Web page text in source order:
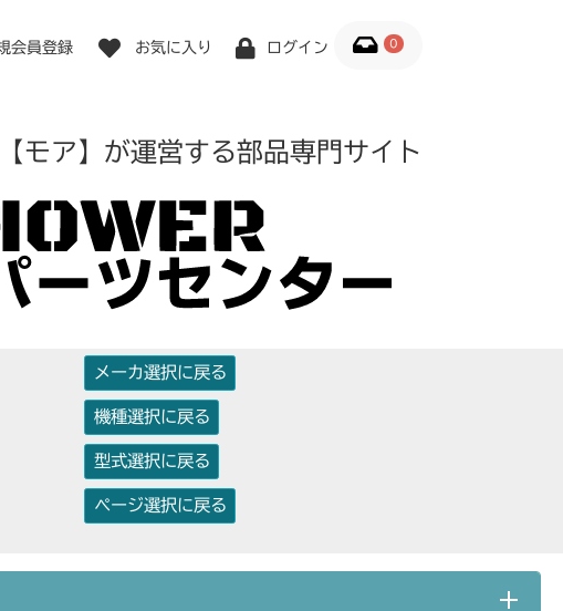
会員登録 お気に入り ログイン 0
モア】が運営する部品専門サイト
メーカ選択に戻る
機種選択に戻る
型式選択に戻る
ページ選択に戻る